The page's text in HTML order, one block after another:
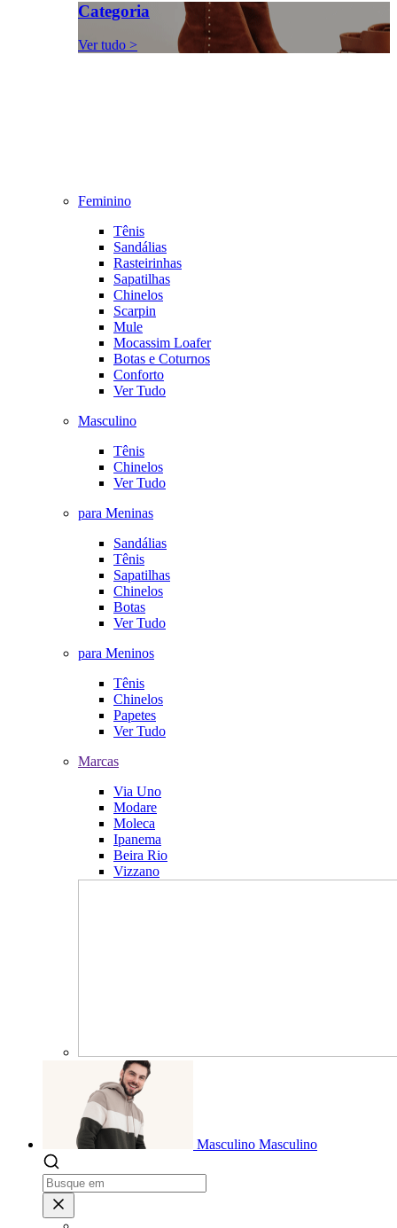
Categoria
Ver tudo >
Feminino
Tênis
Sandálias
Rasteirinhas
Sapatilhas
Chinelos
Scarpin
Mule
Mocassim Loafer
Botas e Coturnos
Conforto
Ver Tudo
Masculino
Tênis
Chinelos
Ver Tudo
para Meninas
Sandálias
Tênis
Sapatilhas
Chinelos
Botas
Ver Tudo
para Meninos
Tênis
Chinelos
Papetes
Ver Tudo
Marcas
Via Uno
Modare
Moleca
Ipanema
Beira Rio
Vizzano
Masculino Masculino